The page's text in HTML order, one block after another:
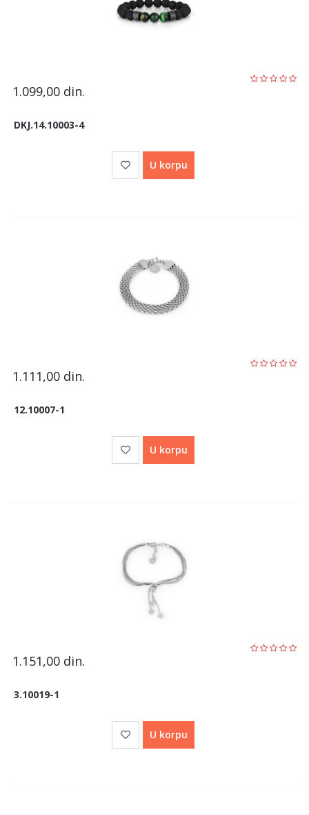
1.099,00 din.
DKJ.14.10003-4
U korpu
1.111,00 din.
12.10007-1
U korpu
1.151,00 din.
3.10019-1
U korpu